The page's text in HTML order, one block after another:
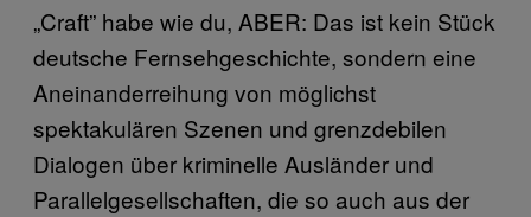
„Craft” habe wie du, ABER: Das ist kein Stück
deutsche Fernsehgeschichte, sondern eine
Aneinanderreihung von möglichst
spektakulären Szenen und grenzdebilen
Dialogen über kriminelle Ausländer und
Parallelgesellschaften, die so auch aus der